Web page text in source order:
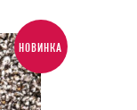
НОВИНКА